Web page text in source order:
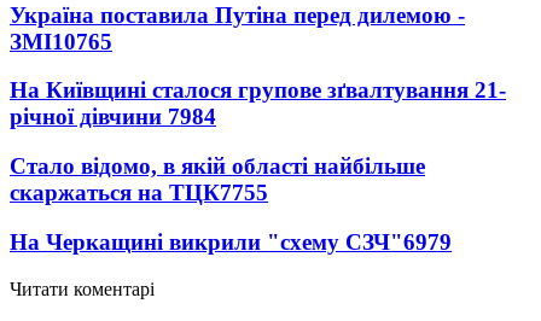
Україна поставила Путіна перед дилемою -
ЗМІ10765
На Київщині сталося групове зґвалтування 21-
річної дівчини 7984
Стало відомо, в якій області найбільше
скаржаться на ТЦК7755
На Черкащині викрили "схему СЗЧ"6979
Читати коментарі